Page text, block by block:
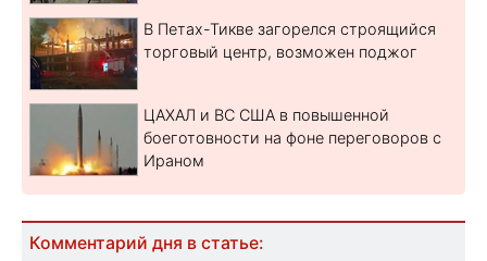
В Петах-Тикве загорелся строящийся
торговый центр, возможен поджог
ЦАХАЛ и ВС США в повышенной
боеготовности на фоне переговоров с
Ираном
Комментарий дня в статье: